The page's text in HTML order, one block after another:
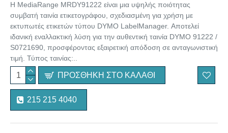
Η MediaRange MRDY91222 είναι μια υψηλής ποιότητας
συμβατή ταινία ετικετογράφου, σχεδιασμένη για χρήση με
εκτυπωτές ετικετών τύπου DYMO LabelManager. Αποτελεί
ιδανική εναλλακτική λύση για την αυθεντική ταινία DYMO 91222 /
S0721690, προσφέροντας εξαιρετική απόδοση σε ανταγωνιστική
τιμή. Τύπος ταινίας:..
ΠΡΟΣΘΉΚΗ ΣΤΟ ΚΑΛΆΘΙ
215 215 4040